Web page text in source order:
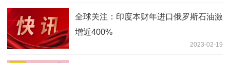
全球关注：印度本财年进口俄罗斯石油激
增近400%
2023-02-19